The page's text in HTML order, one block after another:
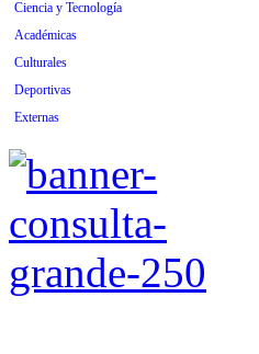
Ciencia y Tecnología
Académicas
Culturales
Deportivas
Externas